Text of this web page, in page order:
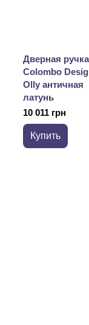
Дверная ручка
Colombo
Olly античная
латунь
10 011 грн
Купить